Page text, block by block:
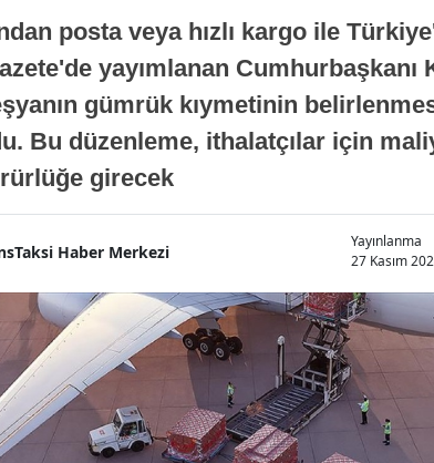
posta veya hızlı kargo ile
yayımlanan
gümrük kıymetinin
Bu düzenleme, ithalatçılar için
girecek
Haber Merkezi
Yayınlanma
27 Kasım